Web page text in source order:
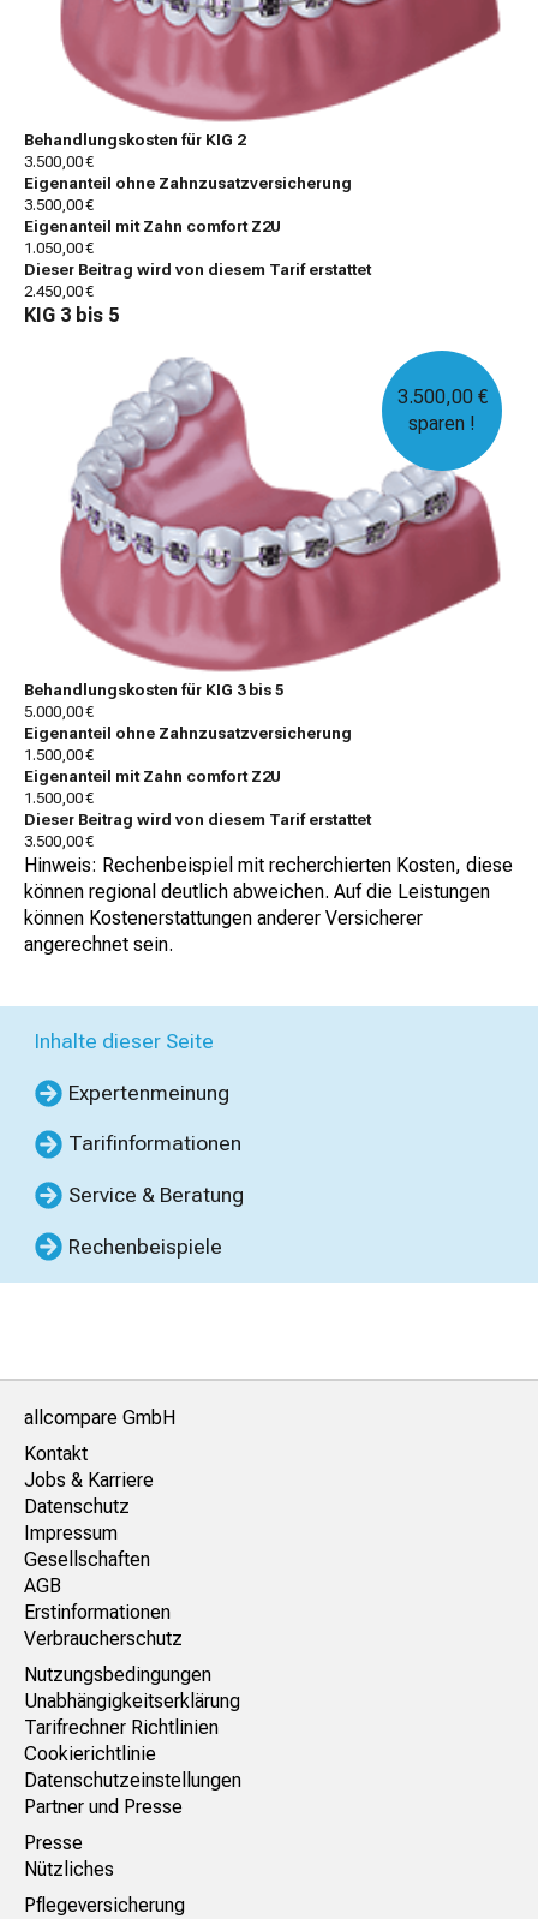
Behandlungskosten für KIG 2
3.500,00 €
Eigenanteil ohne Zahnzusatzversicherung
3.500,00 €
Eigenanteil mit Zahn comfort Z2U
1.050,00 €
Dieser Beitrag wird von diesem Tarif erstattet
2.450,00 €
KIG 3 bis 5
3.500,00 €
sparen !
Behandlungskosten für KIG 3 bis 5
5.000,00 €
Eigenanteil ohne Zahnzusatzversicherung
1.500,00 €
Eigenanteil mit Zahn comfort Z2U
1.500,00 €
Dieser Beitrag wird von diesem Tarif erstattet
3.500,00 €
Hinweis: Rechenbeispiel mit recherchierten Kosten, diese
können regional deutlich abweichen. Auf die Leistungen
können Kostenerstattungen anderer Versicherer
angerechnet sein.
Inhalte dieser Seite
Expertenmeinung
Tarifinformationen
Service & Beratung
Rechenbeispiele
allcompare GmbH
Kontakt
Jobs & Karriere
Datenschutz
Impressum
Gesellschaften
AGB
Erstinformationen
Verbraucherschutz
Nutzungsbedingungen
Unabhängigkeitserklärung
Tarifrechner Richtlinien
Cookierichtlinie
Datenschutzeinstellungen
Partner und Presse
Presse
Nützliches
Pflegeversicherung